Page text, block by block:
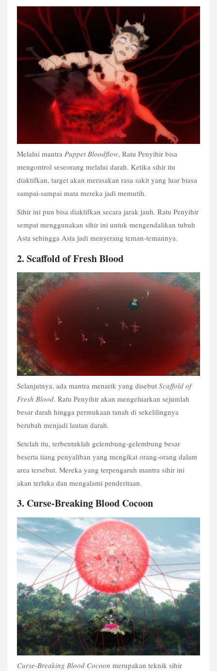
Melalui mantra Puppet Bloodflow, Ratu Penyihir bisa
mengontrol seseorang melalui darah. Ketika sihir itu
diaktifkan, target akan merasakan rasa sakit yang luar biasa
sampai-sampai mata mereka jadi memutih.
Sihir ini pun bisa diaktifkan secara jarak jauh. Ratu Penyihir
sempat menggunakan sihir ini untuk mengendalikan tubuh
Asta sehingga Asta jadi menyerang teman-temannya.
2. Scaffold of Fresh Blood
Selanjutnya, ada mantra menarik yang disebut Scaffold of
Fresh Blood. Ratu Penyihir akan mengeluarkan sejumlah
besar darah hingga permukaan tanah di sekelilingnya
berubah menjadi lautan darah.
Setelah itu, terbentuklah gelembung-gelembung besar
beserta tiang penyaliban yang mengikat orang-orang dalam
area tersebut. Mereka yang terpengaruh mantra sihir ini
akan terluka dan mengalami penderitaan.
3. Curse-Breaking Blood Cocoon
Curse-Breaking Blood Cocoon merupakan teknik sihir